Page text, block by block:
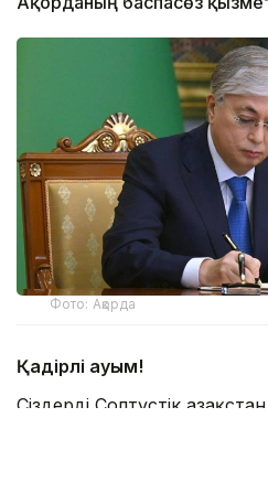
Фото: Ақорда
Қадірлі қауым!
Сіздерді Солтүстік